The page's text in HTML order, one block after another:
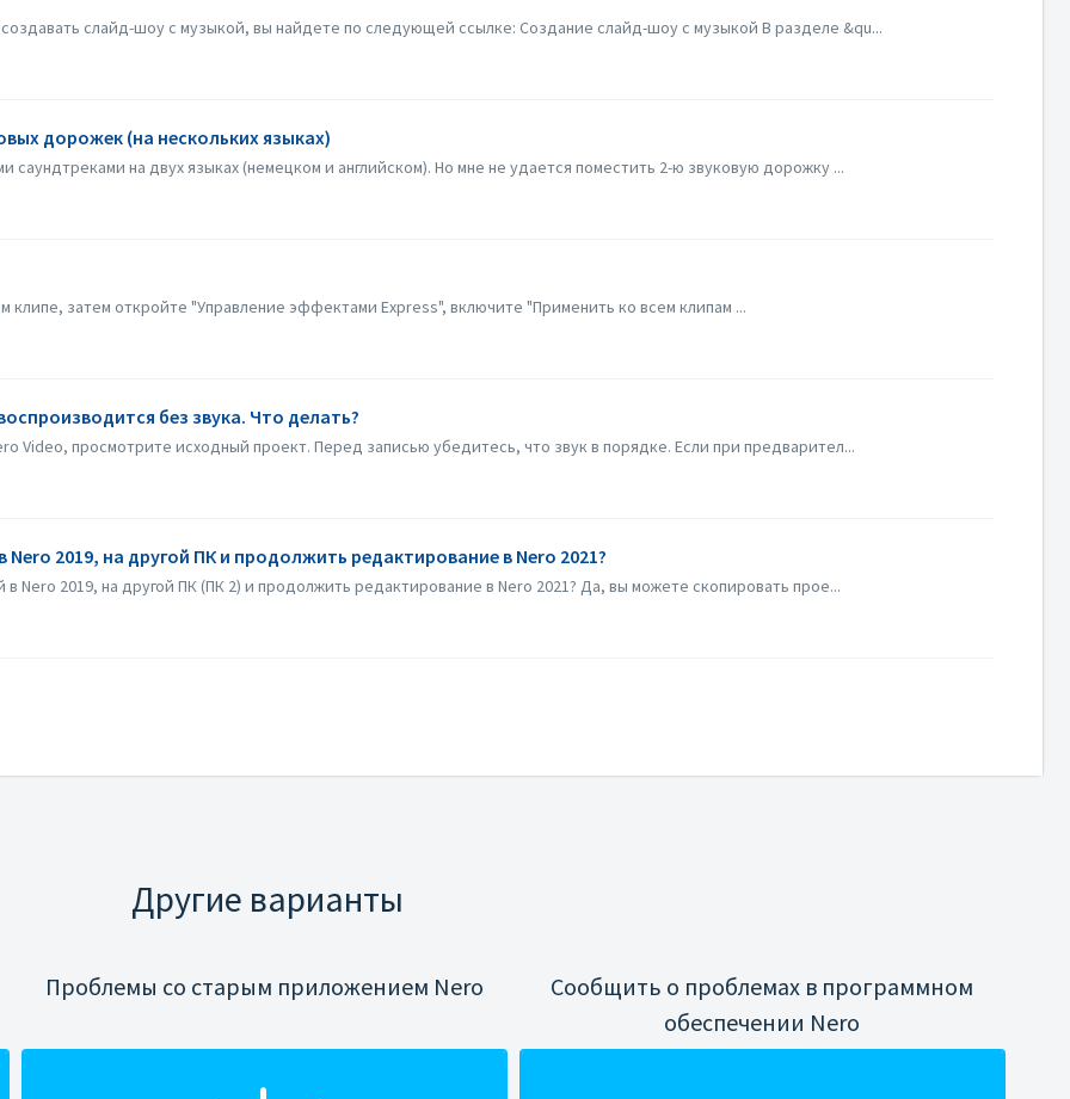
слайд-шоу с музыкой, вы найдете по следующей ссылке: Создание слайд-шоу с музыкой В разделе &qu...
дорожек (на нескольких языках)
саундтреками на двух языках (немецком и английском). Но мне не удается поместить 2-ю звуковую дорожку ...
затем откройте "Управление эффектами Express", включите "Применить ко всем клипам ...
без звука. Что делать?
Video, просмотрите исходный проект. Перед записью убедитесь, что звук в порядке. Если при предварител...
2019, на другой ПК и продолжить редактирование в Nero 2021?
Nero 2019, на другой ПК (ПК 2) и продолжить редактирование в Nero 2021? Да, вы можете скопировать прое...
Другие варианты
Проблемы со старым приложением Nero
Сообщить о проблемах в программном
обеспечении Nero